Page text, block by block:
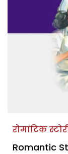
रोमांटिक
Romantic